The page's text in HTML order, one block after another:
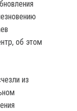
об этом
из